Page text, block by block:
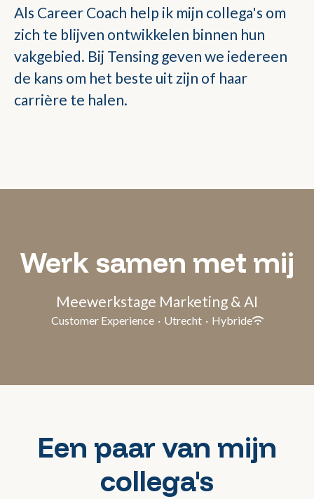
Als Career Coach help ik mijn collega's om
zich te blijven ontwikkelen binnen hun
vakgebied. Bij Tensing geven we iedereen
de kans om het beste uit zijn of haar
carrière te halen.
Werk samen met mij
Meewerkstage Marketing & AI
Customer Experience · Utrecht · Hybride
Een paar van mijn
collega's